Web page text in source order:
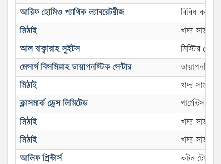
আরিফ হোমিও প্যাথিক ল্যাবরেটরীজ
বিবিধ
মিঠাই
খাদ্য
আল বাক্বারাহ সুইটস
মিস্টির
মেসার্স বিসমিল্লাহ ডায়াগনস্টিক সেন্টার
ডায়াগনস্টিক
মিঠাই
খাদ্য
ক্লাসমার্ক ড্রেস লিমিটেড
গার্মেন্টস/
মিঠাই
খাদ্য
মিঠাই
খাদ্য
আলিফ প্রিন্টার্স
কটন